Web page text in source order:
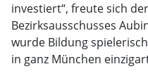
investiert“, freute sich
Bezirksausschusses
wurde Bildung
in ganz München